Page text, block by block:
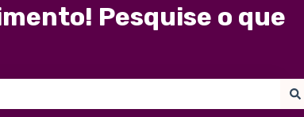
Pesquise o que